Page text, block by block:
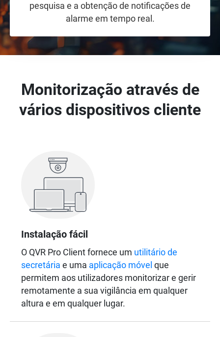
pesquisa e a obtenção de notificações de
alarme em tempo real.
Monitorização através de
vários dispositivos cliente
Instalação fácil
O QVR Pro Client fornece um utilitário de
secretária e uma aplicação móvel que
permitem aos utilizadores monitorizar e gerir
remotamente a sua vigilância em qualquer
altura e em qualquer lugar.